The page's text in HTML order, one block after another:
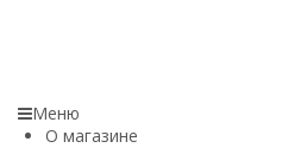
Меню
О магазине